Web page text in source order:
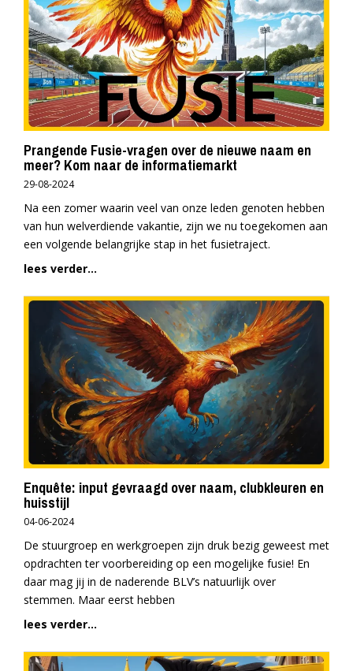
Prangende Fusie-vragen over de nieuwe naam en
meer? Kom naar de informatiemarkt
29-08-2024
Na een zomer waarin veel van onze leden genoten hebben
van hun welverdiende vakantie, zijn we nu toegekomen aan
een volgende belangrijke stap in het fusietraject.
lees verder...
Enquête: input gevraagd over naam, clubkleuren en
huisstijl
04-06-2024
De stuurgroep en werkgroepen zijn druk bezig geweest met
opdrachten ter voorbereiding op een mogelijke fusie! En
daar mag jij in de naderende BLV’s natuurlijk over
stemmen. Maar eerst hebben
lees verder...